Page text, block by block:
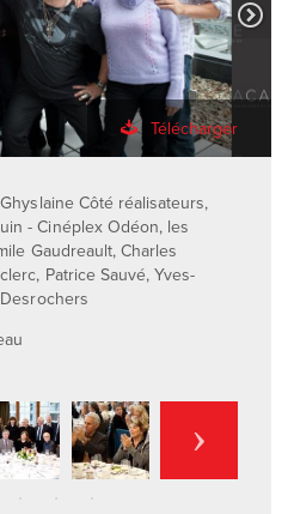
Télécharger
Côté réalisateurs,
- Cinéplex Odéon, les
Gaudreault, Charles
Patrice Sauvé, Yves-